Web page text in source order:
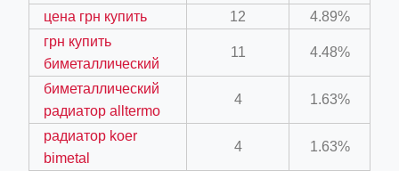
detail/이신우
цена грн купить 12
4.89%
грн купить
биметаллический
11 4.48%
биметаллический
радиатор alltermo
4 1.63%
радиатор koer
bimetal
4 1.63%